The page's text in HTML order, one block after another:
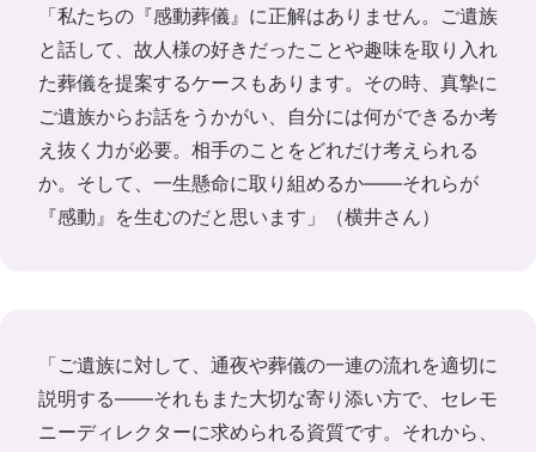
「私たちの『感動葬儀』に正解はありません。ご遺族
と話して、故人様の好きだったことや趣味を取り入れ
た葬儀を提案するケースもあります。その時、真摯に
ご遺族からお話をうかがい、自分には何ができるか考
え抜く力が必要。相手のことをどれだけ考えられる
か。そして、一生懸命に取り組めるか――それらが
『感動』を生むのだと思います」（横井さん）
「ご遺族に対して、通夜や葬儀の一連の流れを適切に
説明する――それもまた大切な寄り添い方で、セレモ
ニーディレクターに求められる資質です。それから、